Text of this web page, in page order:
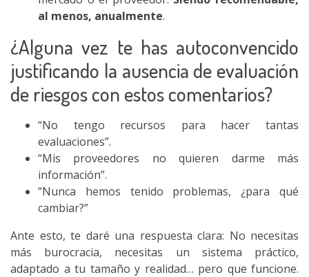
al menos, anualmente.
¿Alguna vez te has autoconvencido
justificando la ausencia de evaluación
de riesgos con estos comentarios?
“No tengo recursos para hacer tantas
evaluaciones”.
“Mis proveedores no quieren darme más
información”.
“Nunca hemos tenido problemas, ¿para qué
cambiar?”
Ante esto, te daré una respuesta clara: No necesitas
más burocracia, necesitas un sistema práctico,
adaptado a tu tamaño y realidad… pero que funcione.